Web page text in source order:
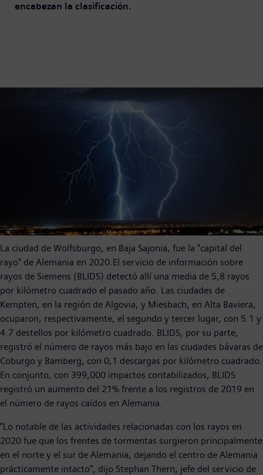
encabezan la clasificación.
La ciudad de Wolfsburgo, en Baja Sajonia, fue la "capital del
rayo" de Alemania en 2020.El servicio de información sobre
rayos de Siemens (BLIDS) detectó allí una media de 5,8 rayos
por kilómetro cuadrado el pasado año. Las ciudades de
Kempten, en la región de Algovia, y Miesbach, en Alta Baviera,
ocuparon, respectivamente, el segundo y tercer lugar, con 5.1 y
4.7 destellos por kilómetro cuadrado. BLIDS, por su parte,
registró el número de rayos más bajo en las ciudades bávaras de
Coburgo y Bamberg, con 0,1 descargas por kilómetro cuadrado.
En conjunto, con 399,000 impactos contabilizados, BLIDS
registró un aumento del 21% frente a los registros de 2019 en
el número de rayos caídos en Alemania.
"Lo notable de las actividades relacionadas con los rayos en
2020 fue que los frentes de tormentas surgieron principalmente
en el norte y el sur de Alemania, dejando el centro de Alemania
prácticamente intacto", dijo Stephan Thern, jefe del servicio de